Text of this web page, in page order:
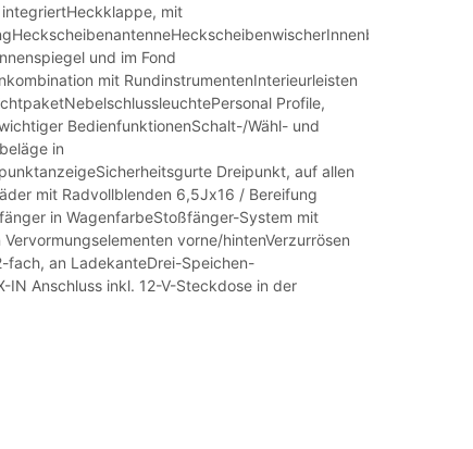
mit
und im Fond
mit RundinstrumentenInterieurleisten
Profile,
BedienfunktionenSchalt-/Wähl- und
in
Dreipunkt, auf allen
mit Radvollblenden 6,5Jx16 / Bereifung
in WagenfarbeStoßfänger-System mit
vorne/hintenVerzurrösen
fach, an LadekanteDrei-Speichen-
IN Anschluss inkl. 12-V-Steckdose in der